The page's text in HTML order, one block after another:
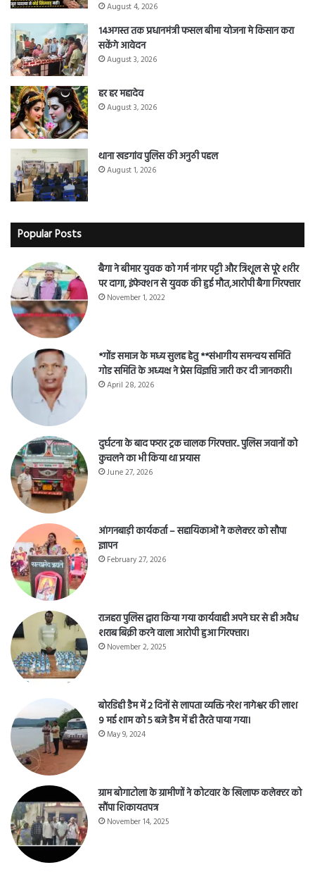
August 4, 2026
14अगस्त तक प्रधानमंत्री फसल बीमा योजना मे किसान करा
सकेंगे आवेदन
August 3, 2026
हर हर महादेव
August 3, 2026
थाना खडगांव पुलिस की अनुठी पहल
August 1, 2026
Popular Posts
बैगा ने बीमार युवक को गर्म नांगर पट्टी और त्रिशूल से पूरे शरीर
पर दागा, इंफेक्शन से युवक की हुई मौत,आरोपी बैगा गिरफ्तार
November 1, 2022
*गोंड समाज के मध्य सुलह हेतु **संभागीय समन्वय समिति
गोड समिति के अध्यक्ष ने प्रेस विज्ञप्ति जारी कर दी जानकारी।
April 28, 2026
दुर्घटना के बाद फरार ट्रक चालक गिरफ्तार.. पुलिस जवानों को
कुचलने का भी किया था प्रयास
June 27, 2026
आंगनबाड़ी कार्यकर्ता – सहायिकाओं नेे कलेक्टर को सौपा
ज्ञापन
February 27, 2026
राजहरा पुलिस द्वारा किया गया कार्यवाही अपने घर से ही अवैध
शराब बिक्री करने वाला आरोपी हुआ गिरफ्तार।
November 2, 2025
बोरडिही डैम में 2 दिनों से लापता व्यक्ति नरेश नागेश्वर की लाश
9 मई शाम को 5 बजे डैम में ही तैरते पाया गया।
May 9, 2024
ग्राम बोगाटोला के ग्रामीणों ने कोटवार के खिलाफ कलेक्टर को
सौंपा शिकायतपत्र
November 14, 2025